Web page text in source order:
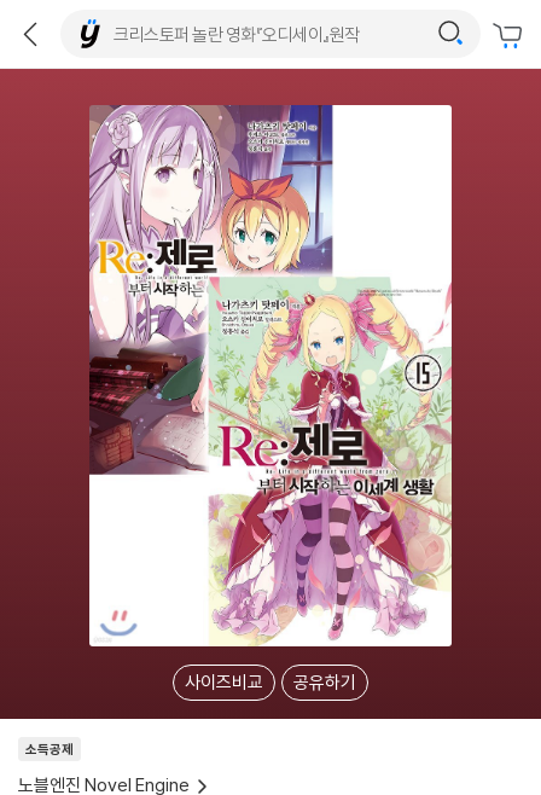
사이즈비교 공유하기
소득공제
노블엔진 Novel Engine